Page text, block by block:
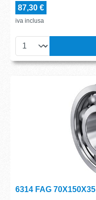
87,30 €
iva inclusa
6314 FAG 70X150X35